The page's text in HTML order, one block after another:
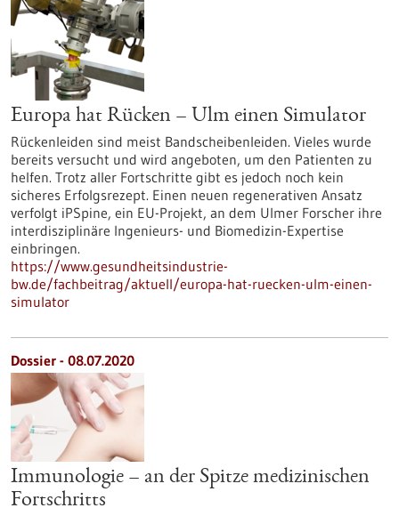
Europa hat Rücken – Ulm einen Simulator
Rückenleiden sind meist Bandscheibenleiden. Vieles wurde
bereits versucht und wird angeboten, um den Patienten zu
helfen. Trotz aller Fortschritte gibt es jedoch noch kein
sicheres Erfolgsrezept. Einen neuen regenerativen Ansatz
verfolgt iPSpine, ein EU-Projekt, an dem Ulmer Forscher ihre
interdisziplinäre Ingenieurs- und Biomedizin-Expertise
einbringen.
https://www.gesundheitsindustrie-
bw.de/fachbeitrag/aktuell/europa-hat-ruecken-ulm-einen-
simulator
Dossier - 08.07.2020
Immunologie – an der Spitze medizinischen
Fortschritts